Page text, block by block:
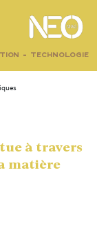
- TECHNOLOGIE
à travers
matière